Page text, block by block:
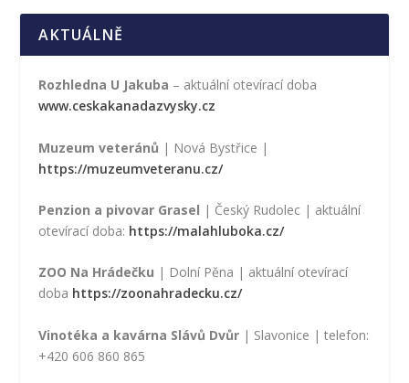
AKTUÁLNĚ
Rozhledna U Jakuba – aktuální otevírací doba
www.ceskakanadazvysky.cz
Muzeum veteránů | Nová Bystřice |
https://muzeumveteranu.cz/
Penzion a pivovar Grasel | Český Rudolec | aktuální
otevírací doba: https://malahluboka.cz/
ZOO Na Hrádečku | Dolní Pěna | aktuální otevírací
doba https://zoonahradecku.cz/
Vinotéka a kavárna Slávů Dvůr | Slavonice | telefon:
+420 606 860 865